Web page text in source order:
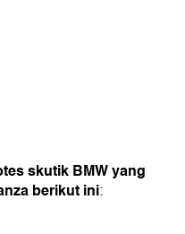
skutik BMW yang
berikut ini: